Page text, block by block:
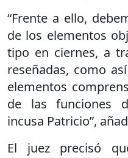
“Frente a ello,
de los elementos
tipo en ciernes, a
reseñadas, como
elementos
de las funciones
incusa Patricio”,
El juez precisó